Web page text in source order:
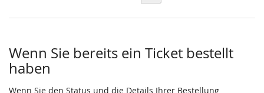
Wenn Sie bereits ein Ticket bestellt
haben
Wenn Sie den Status und die Details Ihrer Bestellung